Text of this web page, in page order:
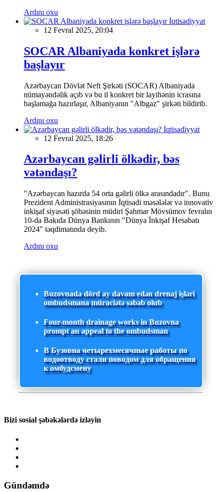
Ardını oxu
İqtisadiyyat
12 Fevral 2025, 20:04
SOCAR Albaniyada konkret işlərə
başlayır
Azərbaycan Dövlət Neft Şirkəti (SOCAR) Albaniyada
nümayəndəlik açıb və bu il konkret bir layihənin icrasına
başlamağa hazırlaşır, Albaniyanın "Albgaz" şirkəti bildirib.
Ardını oxu
İqtisadiyyat
12 Fevral 2025, 18:26
Azərbaycan gəlirli ölkədir, bəs
vətəndaşı?
"Azərbaycan hazırda 54 orta gəlirli ölkə arasındadır". Bunu
Prezident Administrasiyasının İqtisadi məsələlər və innovativ
inkişaf siyasəti şöbəsinin müdiri Şahmar Mövsümov fevralın
10-da Bakıda Dünya Bankının "Dünya İnkişaf Hesabatı
2024" təqdimatında deyib.
Ardını oxu
Buzovnada dörd ay davam edən drenaj işləri
ombudsmana müraciətə səbəb olub
Four-month drainage works in Buzovna
prompt an appeal to the ombudsman
В Бузовна четырехмесячные работы по
водоотводу стали поводом для обращения
к омбудсмену
Bizi sosial şəbəkələrdə izləyin
Gündəmdə